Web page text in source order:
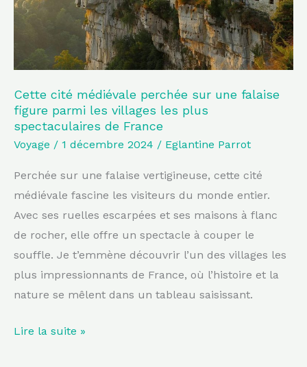
Cette cité médiévale perchée sur une falaise
figure parmi les villages les plus
spectaculaires de France
Voyage / 1 décembre 2024 / Eglantine Parrot
Perchée sur une falaise vertigineuse, cette cité
médiévale fascine les visiteurs du monde entier.
Avec ses ruelles escarpées et ses maisons à flanc
de rocher, elle offre un spectacle à couper le
souffle. Je t’emmène découvrir l’un des villages les
plus impressionnants de France, où l’histoire et la
nature se mêlent dans un tableau saisissant.
falaise
parmi
les
villages
les
plus
spectaculaires
de
France
Lire la suite »